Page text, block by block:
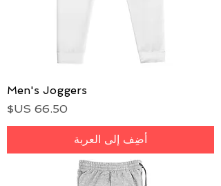
Men's Joggers
السعر
أضِف إلى العربة